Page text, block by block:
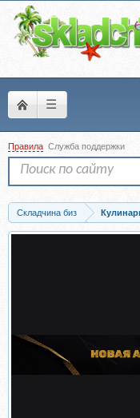
☰
Правила Служба поддержки
Складчина биз